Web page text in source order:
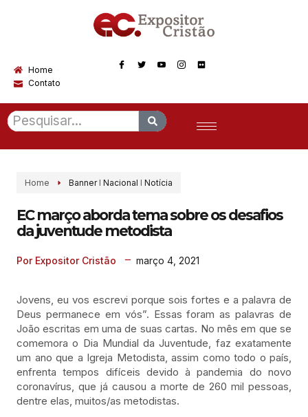
Home
Contato
Home BannerI Nacional I Notícia
EC março aborda tema sobre os desafios
da juventude metodista
Por Expositor Cristão março 4, 2021
Jovens, eu vos escrevi porque sois fortes e a palavra de
Deus permanece em vós”. Essas foram as palavras de
João escritas em uma de suas cartas. No mês em que se
comemora o Dia Mundial da Juventude, faz exatamente
um ano que a Igreja Metodista, assim como todo o país,
enfrenta tempos difíceis devido à pandemia do novo
coronavírus, que já causou a morte de 260 mil pessoas,
dentre elas, muitos/as metodistas.